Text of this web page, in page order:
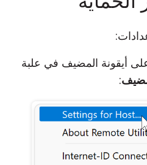
أيقونة المضيف في علبة
: